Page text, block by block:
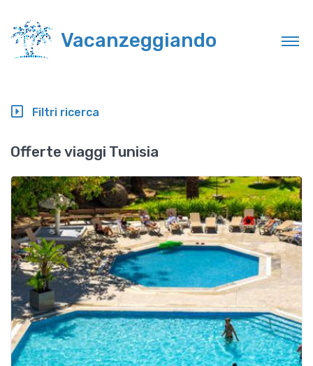
Vacanzeggiando
Filtri ricerca
Offerte viaggi Tunisia